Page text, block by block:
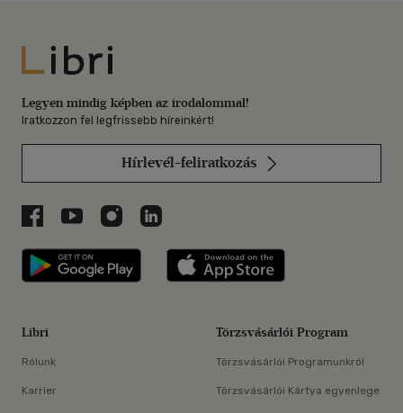
Libri
Legyen mindig képben az irodalommal!
Iratkozzon fel legfrissebb híreinkért!
Hírlevél-feliratkozás
Libri a Facebookon
Libri a Youtube-on
Libri az Instagramon
Libri a LinkedInen
Libri applikáció Szerezd meg: Google
Libri
Rólunk
Karrier
Törzsvásárlói Program
Törzsvásárlói Programunkról
Törzsvásárlói Kártya egyenlege